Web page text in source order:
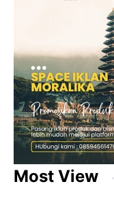
Most View